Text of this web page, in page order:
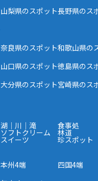
山梨県のスポット長野県のス
奈良県のスポット和歌山県の
山口県のスポット徳島県のス
大分県のスポット宮崎県のス
湖｜川｜滝 食事処
ソフトクリーム 林道
スイーツ 珍スポット
本州4端 四国4端